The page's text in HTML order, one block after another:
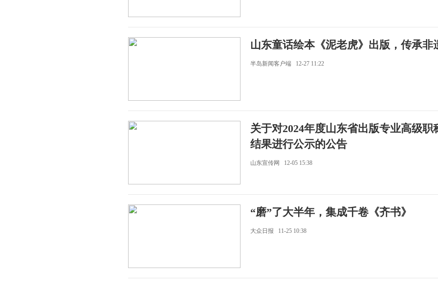
山东童话绘本《泥老虎》出版，传承非
半岛新闻客户端 12-27 11:22
关于对2024年度山东省出版专业高级职
结果进行公示的公告
山东宣传网 12-05 15:38
“磨”了大半年，集成千卷《齐书》
大众日报 11-25 10:38